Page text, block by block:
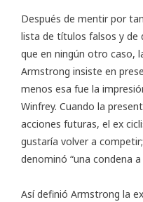
Después de mentir por
lista de títulos falsos y de
que en ningún otro caso,
Armstrong insiste en
menos esa fue la
Winfrey. Cuando la
acciones futuras, el ex
gustaría volver a
denominó “una condena a
Así definió Armstrong la